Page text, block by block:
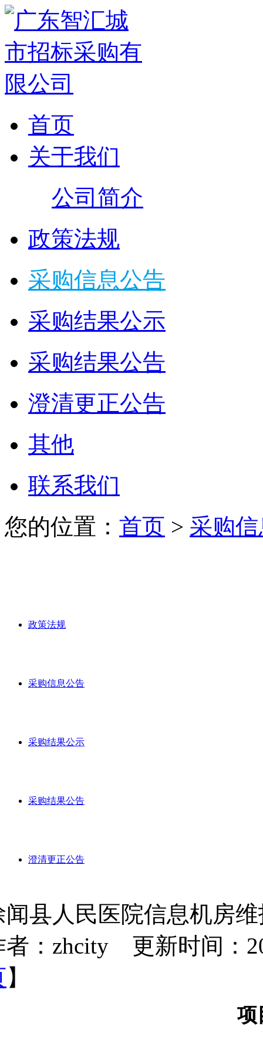
首页
关于我们
公司简介
政策法规
采购信息公告
采购结果公示
采购结果公告
澄清更正公告
其他
联系我们
您的位置： 首页 > 采购
政策法规
采购信息公告
采购结果公示
采购结果公告
澄清更正公告
闻县人民医院信息机房
者：zhcity 更新时间：
】
项